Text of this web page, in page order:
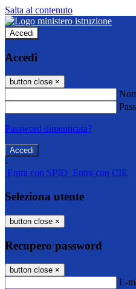
Salta al contenuto
Accedi
Accedi
button close ×
Password dimenticata?
-
Entra con SPID Entra con CIE
Seleziona utente
button close ×
Recupero password
button close ×
E-